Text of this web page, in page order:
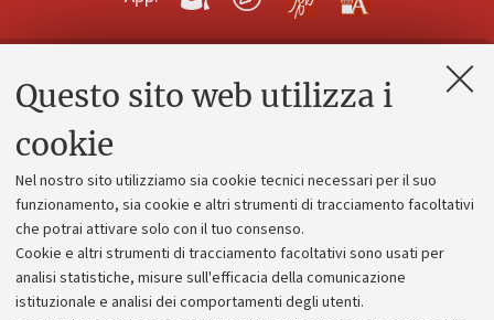
Questo sito web utilizza i
cookie
Nel nostro sito utilizziamo sia cookie tecnici necessari per il suo
funzionamento, sia cookie e altri strumenti di tracciamento facoltativi
che potrai attivare solo con il tuo consenso.
Cookie e altri strumenti di tracciamento facoltativi sono usati per
analisi statistiche, misure sull'efficacia della comunicazione
istituzionale e analisi dei comportamenti degli utenti.
Contatti e PEC
Alumni community
Piano strategico
Bilanci
Donazioni e 5x1000